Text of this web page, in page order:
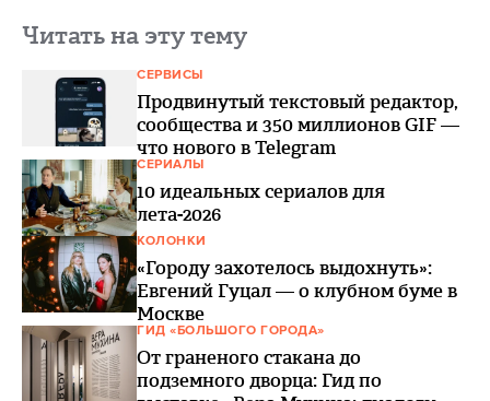
Читать на эту тему
СЕРВИСЫ
Продвинутый текстовый редактор,
сообщества и 350 миллионов GIF —
что нового в Telegram
СЕРИАЛЫ
10 идеальных сериалов для
лета-2026
КОЛОНКИ
«Городу захотелось выдохнуть»:
Евгений Гуцал — о клубном буме в
Москве
ГИД «БОЛЬШОГО ГОРОДА»
От граненого стакана до
подземного дворца: Гид по